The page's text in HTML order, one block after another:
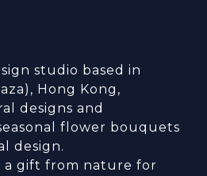
studio based in
Hong Kong,
designs and
flower bouquets
design.
a gift from nature for